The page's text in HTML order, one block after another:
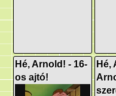
Hé, Arnold! - 16-
os ajtó!
Hé,